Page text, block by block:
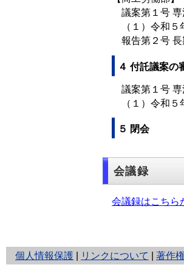
議案第１号 専
（１）令和５
報告第２号 長
４ 付託議案の
議案第１号 専
（１）令和５
５ 閉会
会議録
会議録はこちら
個人情報保護
と
り
リンクについて 著作